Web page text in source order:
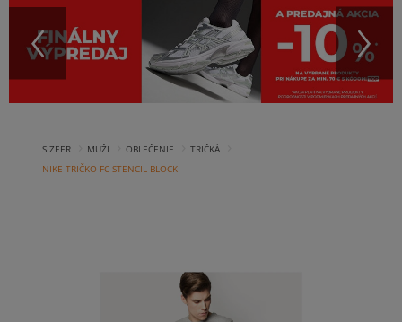
SIZEER MUŽI OBLEČENIE TRIČKÁ
NIKE TRIČKO FC STENCIL BLOCK